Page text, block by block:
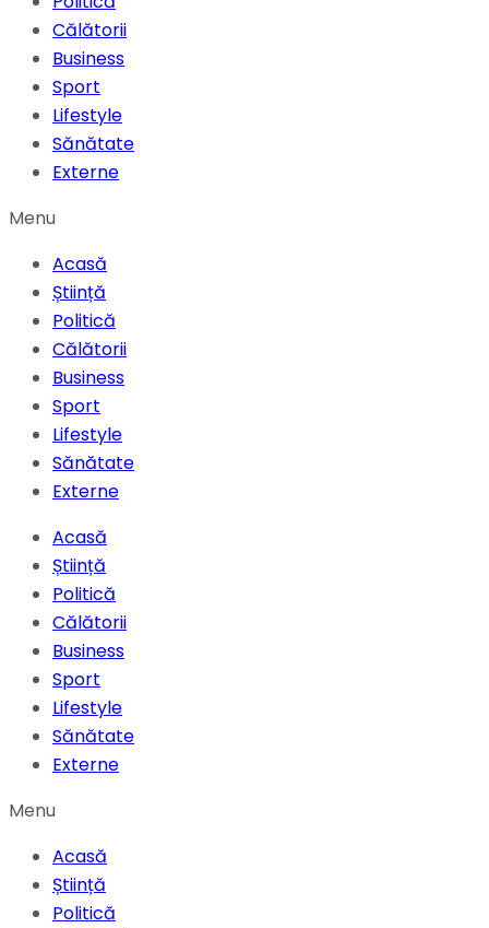
Călătorii
Business
Sport
Lifestyle
Sănătate
Externe
Menu
Acasă
Știință
Politică
Călătorii
Business
Sport
Lifestyle
Sănătate
Externe
Acasă
Știință
Politică
Călătorii
Business
Sport
Lifestyle
Sănătate
Externe
Menu
Acasă
Știință
Politică